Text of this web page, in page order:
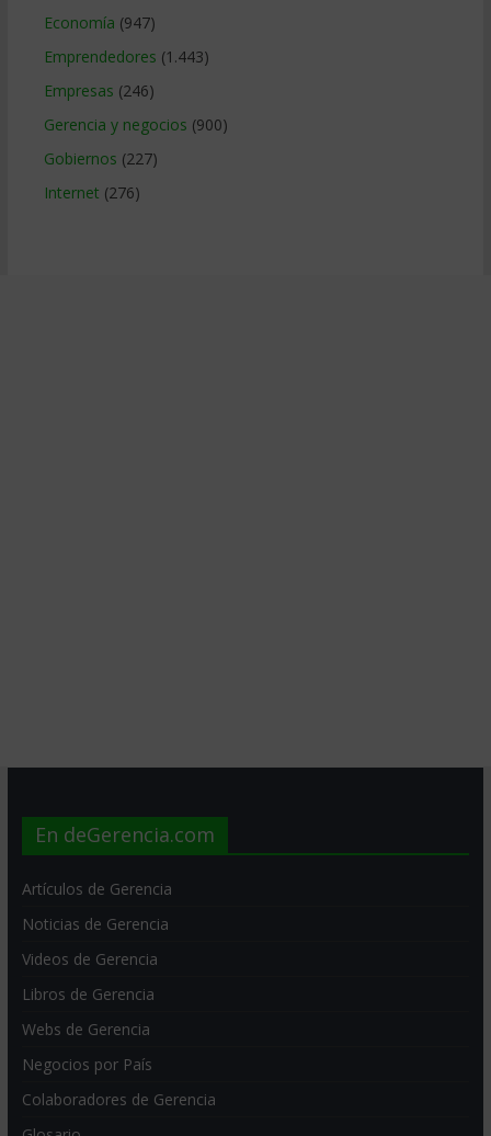
Economía (947)
Emprendedores (1.443)
Empresas (246)
Gerencia y negocios (900)
Gobiernos (227)
Internet (276)
En deGerencia.com
Artículos de Gerencia
Noticias de Gerencia
Videos de Gerencia
Libros de Gerencia
Webs de Gerencia
Negocios por País
Colaboradores de Gerencia